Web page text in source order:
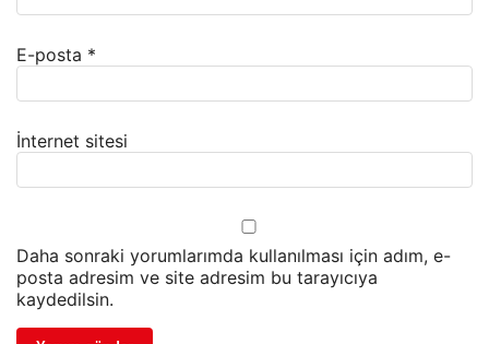
E-posta *
İnternet sitesi
Daha sonraki yorumlarımda kullanılması için adım, e-
posta adresim ve site adresim bu tarayıcıya
kaydedilsin.